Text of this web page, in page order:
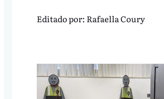
Editado por: Rafaella Coury